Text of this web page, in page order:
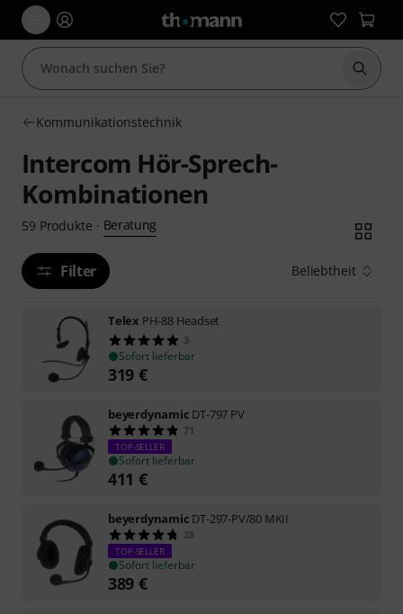
Suche
Kommunikationstechnik
Intercom Hör-Sprech-
Kombinationen
59 Produkte · Beratung
Filter Beliebtheit
Telex PH-88 Headset
3
Sofort lieferbar
319 €
beyerdynamic DT-797 PV
71
TOP-SELLER
Sofort lieferbar
411 €
beyerdynamic DT-297-PV/80 MKII
28
TOP-SELLER
Sofort lieferbar
389 €